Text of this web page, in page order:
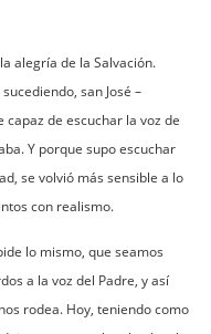
alegría de la Salvación.
san José –
de escuchar la voz de
Y porque supo escuchar
se volvió más sensible a lo
con realismo.
lo mismo, que seamos
a la voz del Padre, y así
rodea. Hoy, teniendo como